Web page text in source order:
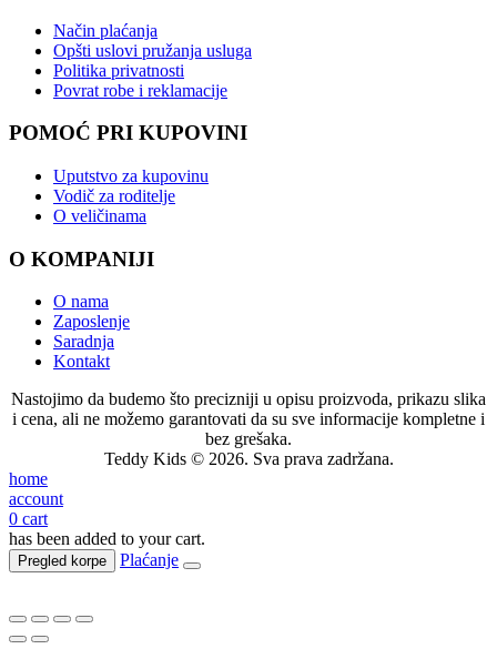
Način plaćanja
Opšti uslovi pružanja usluga
Politika privatnosti
Povrat robe i reklamacije
POMOĆ PRI KUPOVINI
Uputstvo za kupovinu
Vodič za roditelje
O veličinama
O KOMPANIJI
O nama
Zaposlenje
Saradnja
Kontakt
Nastojimo da budemo što precizniji u opisu proizvoda, prikazu slika
i cena, ali ne možemo garantovati da su sve informacije kompletne i
bez grešaka.
Teddy Kids © 2026. Sva prava zadržana.
home
account
0 cart
has been added to your cart.
Pregled korpe Plaćanje